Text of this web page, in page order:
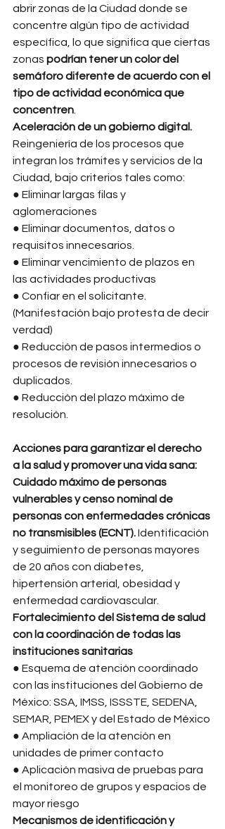
abrir zonas de la Ciudad donde se
concentre algún tipo de actividad
específica, lo que significa que ciertas
zonas podrían tener un color del
semáforo diferente de acuerdo con el
tipo de actividad económica que
concentren.
Aceleración de un gobierno digital.
Reingeniería de los procesos que
integran los trámites y servicios de la
Ciudad, bajo criterios tales como:
● Eliminar largas filas y
aglomeraciones
● Eliminar documentos, datos o
requisitos innecesarios.
● Eliminar vencimiento de plazos en
las actividades productivas
● Confiar en el solicitante.
(Manifestación bajo protesta de decir
verdad)
● Reducción de pasos intermedios o
procesos de revisión innecesarios o
duplicados.
● Reducción del plazo máximo de
resolución.
Acciones para garantizar el derecho
a la salud y promover una vida sana:
Cuidado máximo de personas
vulnerables y censo nominal de
personas con enfermedades crónicas
no transmisibles (ECNT). Identificación
y seguimiento de personas mayores
de 20 años con diabetes,
hipertensión arterial, obesidad y
enfermedad cardiovascular.
Fortalecimiento del Sistema de salud
con la coordinación de todas las
instituciones sanitarias
● Esquema de atención coordinado
con las instituciones del Gobierno de
México: SSA, IMSS, ISSSTE, SEDENA,
SEMAR, PEMEX y del Estado de México
● Ampliación de la atención en
unidades de primer contacto
● Aplicación masiva de pruebas para
el monitoreo de grupos y espacios de
mayor riesgo
Mecanismos de identificación y